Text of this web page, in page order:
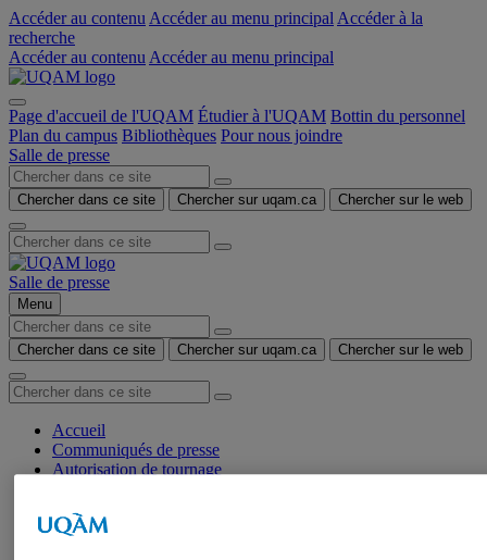
Accéder au contenu Accéder au menu principal Accéder à la
recherche
Accéder au contenu Accéder au menu principal
Page d'accueil de l'UQAM Étudier à l'UQAM Bottin du personnel
Plan du campus Bibliothèques Pour nous joindre
Salle de presse
Chercher dans ce site Chercher sur uqam.ca Chercher sur le web
Salle de presse
Menu
Chercher dans ce site Chercher sur uqam.ca Chercher sur le web
Accueil
Communiqués de presse
Autorisation de tournage
À propos de l’UQAM
Plan du campus